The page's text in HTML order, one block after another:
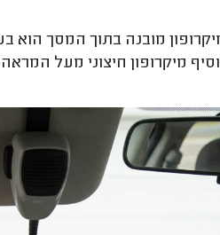
מובנה בתוך המסך הוא
מיקרופון חיצוני מעל